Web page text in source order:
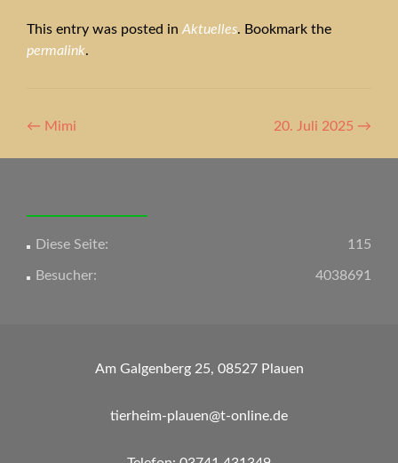
This entry was posted in Aktuelles. Bookmark the
permalink.
Artikel-
Navigation
← Mimi 20. Juli 2025 →
115
Diese Seite:
4038691
Besucher:
Am Galgenberg 25, 08527 Plauen
tierheim-plauen@t-online.de